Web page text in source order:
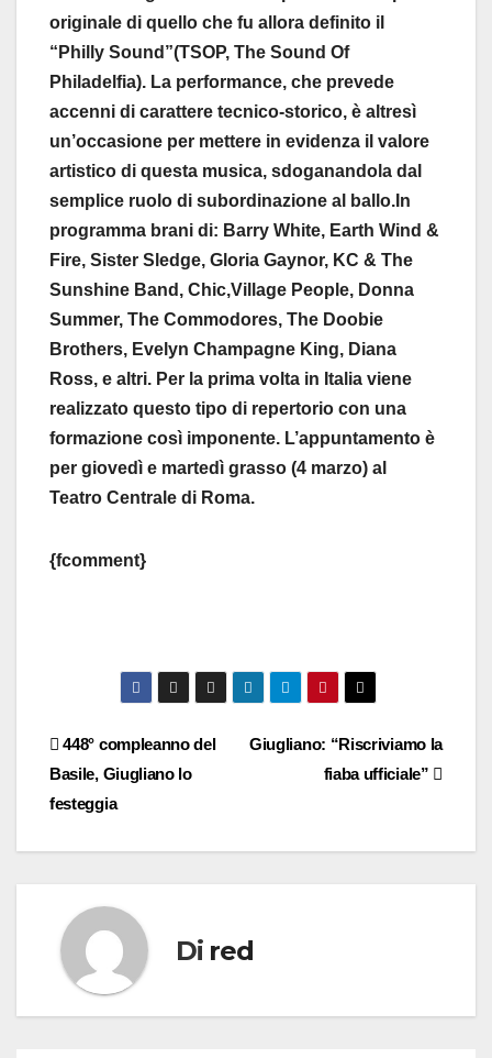
originale di quello che fu allora definito il
“Philly Sound”(TSOP, The Sound Of
Philadelfia). La performance, che prevede
accenni di carattere tecnico-storico, è altresì
un’occasione per mettere in evidenza il valore
artistico di questa musica, sdoganandola dal
semplice ruolo di subordinazione al ballo.In
programma brani di: Barry White, Earth Wind &
Fire, Sister Sledge, Gloria Gaynor, KC & The
Sunshine Band, Chic,Village People, Donna
Summer, The Commodores, The Doobie
Brothers, Evelyn Champagne King, Diana
Ross, e altri. Per la prima volta in Italia viene
realizzato questo tipo di repertorio con una
formazione così imponente. L’appuntamento è
per giovedì e martedì grasso (4 marzo) al
Teatro Centrale di Roma.
{fcomment}
Navigazione
articoli
Giugliano: “Riscriviamo la
fiaba ufficiale”
448° compleanno del
Basile, Giugliano lo
festeggia
Di red